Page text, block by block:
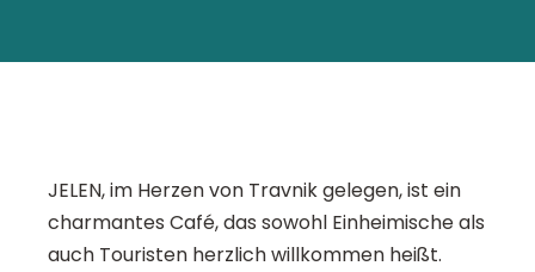
JELEN, im Herzen von Travnik gelegen, ist ein
charmantes Café, das sowohl Einheimische als
auch Touristen herzlich willkommen heißt.